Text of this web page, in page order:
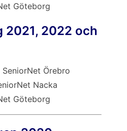
Göteborg
2021, 2022 och
Örebro
Nacka
Göteborg